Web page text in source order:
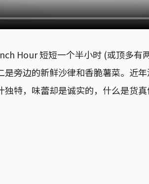
Hour 短短一个半小时 (或顶多有
是旁边的新鲜沙律和香脆薯菜。近
独特，味蕾却是诚实的，什么是货